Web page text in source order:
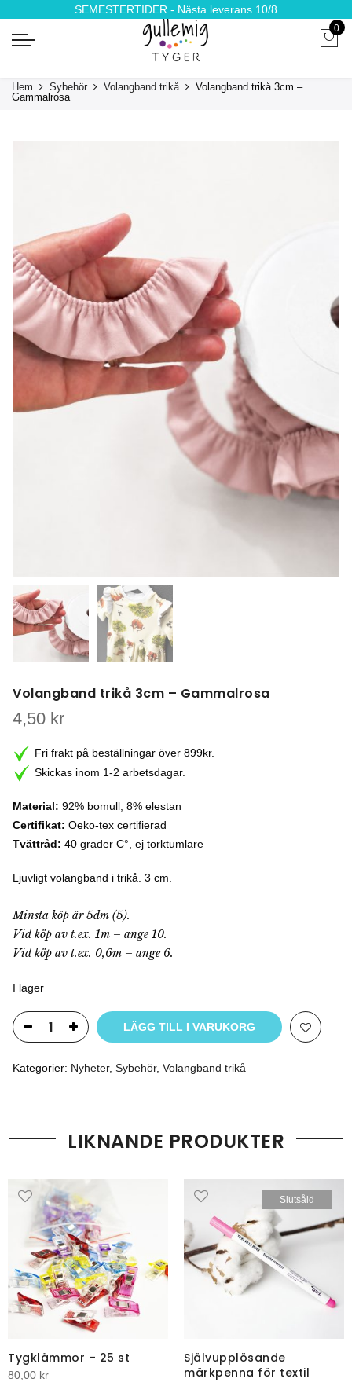
SEMESTERTIDER - Nästa leverans 10/8
0
Hem Sybehör Volangband trikå
Volangband trikå 3cm –
Gammalrosa
Volangband trikå 3cm – Gammalrosa
4,50 kr
Fri frakt på beställningar över 899kr.
Skickas inom 1-2 arbetsdagar.
Material: 92% bomull, 8% elestan
Certifikat: Oeko-tex certifierad
Tvättråd: 40 grader C°, ej torktumlare
Ljuvligt volangband i trikå. 3 cm.
Minsta köp är 5dm (5).
Vid köp av t.ex. 1m – ange 10.
Vid köp av t.ex. 0,6m – ange 6.
I lager
LÄGG TILL I VARUKORG
Kategorier: Nyheter, Sybehör, Volangband trikå
LIKNANDE PRODUKTER
Tygklämmor – 25 st
80,00 kr
Slutsåld
Självupplösande
märkpenna för textil